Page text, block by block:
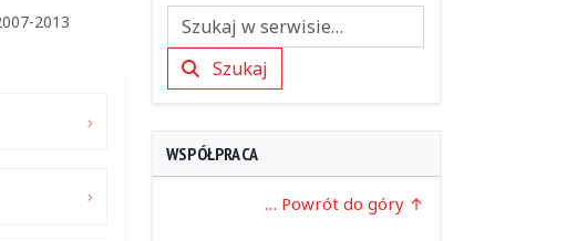
2013
SzukajSzukaj
WSPÓŁPRACA
… Powrót do góry